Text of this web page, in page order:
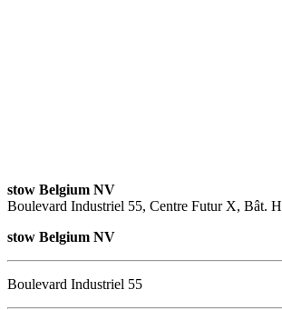
stow Belgium NV
Boulevard Industriel 55, Centre Futur X, Bât. H
stow Belgium NV
Boulevard Industriel 55